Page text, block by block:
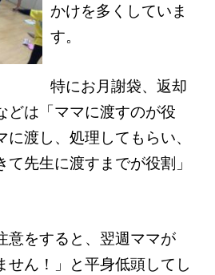
かけを多くしていま
す。
特にお月謝袋、返却
どは「ママに渡すのが役
渡し、処理してもらい、
て先生に渡すまでが役割」
意をすると、翌週ママが
せん！」と平身低頭してし